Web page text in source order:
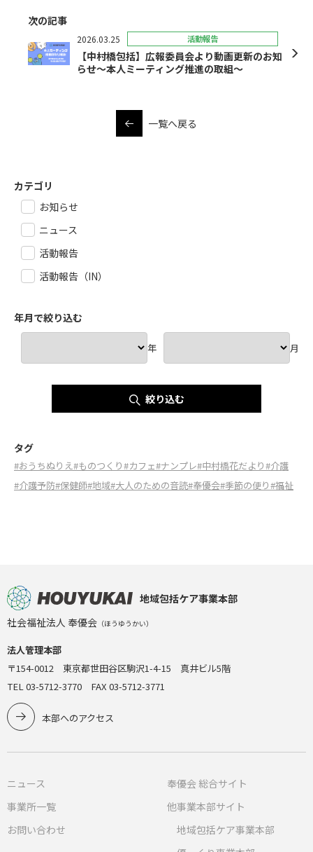
次の記事
2026.03.25 活動報告
【中村橋包括】広報委員会より動画更新のお知
らせ～本人ミーティング推進の取組～
一覧へ戻る
カテゴリ
お知らせ
ニュース
活動報告
活動報告（IN）
年月で絞り込む
年 月
絞り込む
タグ
#おうちぬりえ#ものつくり#カフェ#ナンプレ#中村橋花だより#介護
#介護予防#保健師#地域#大人のための音読#奉優会#季節の便り#福祉
地域包括ケア事業本部
社会福祉法人 奉優会 （ほうゆうかい）
法人管理本部
〒154-0012 東京都世田谷区駒沢1-4-15 真井ビル5階
TEL 03-5712-3770 FAX 03-5712-3771
本部へのアクセス
ニュース
事業所一覧
お問い合わせ
奉優会 総合サイト
他事業本部サイト
地域包括ケア事業本部